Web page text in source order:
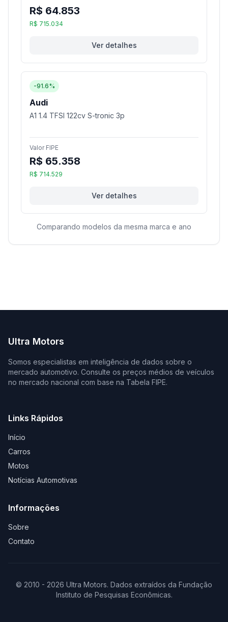
R$ 64.853
R$ 715.034
Ver detalhes
-91.6%
Audi
A1 1.4 TFSI 122cv S-tronic 3p
Valor FIPE
R$ 65.358
R$ 714.529
Ver detalhes
Comparando modelos da mesma marca e ano
Ultra Motors
Somos especialistas em inteligência de dados sobre o
mercado automotivo. Consulte os preços médios de veículos
no mercado nacional com base na Tabela FIPE.
Links Rápidos
Início
Carros
Motos
Notícias Automotivas
Informações
Sobre
Contato
© 2010 - 2026 Ultra Motors. Dados extraídos da Fundação
Instituto de Pesquisas Econômicas.